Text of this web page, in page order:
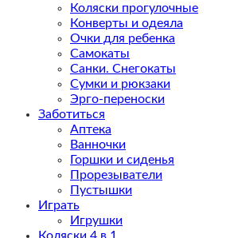
Коляски прогулочные
Конверты и одеяла
Очки для ребенка
Самокаты
Санки. Снегокаты
Сумки и рюкзаки
Эрго-переноски
Заботиться
Аптека
Ванночки
Горшки и сиденья
Прорезыватели
Пустышки
Играть
Игрушки